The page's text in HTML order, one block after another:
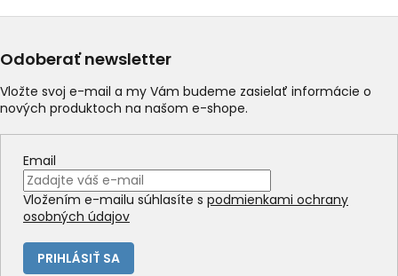
á
i
e
p
r
k
y
v
Odoberať newsletter
Vložte svoj e-mail a my Vám budeme zasielať informácie o
nových produktoch na našom e-shope.
Email
Vložením e-mailu súhlasíte s podmienkami ochrany
osobných údajov
PRIHLÁSIŤ SA